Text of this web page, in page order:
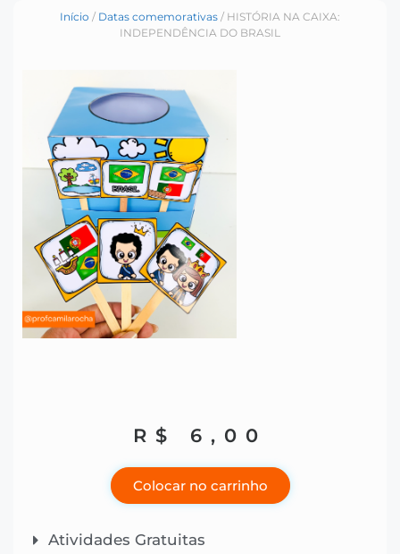
Início / Datas comemorativas / HISTÓRIA NA CAIXA:
INDEPENDÊNCIA DO BRASIL
R$ 6,00
Colocar no carrinho
Atividades Gratuitas